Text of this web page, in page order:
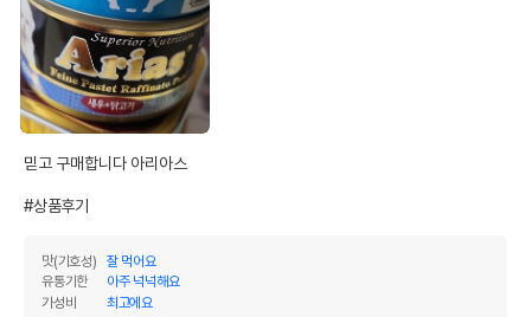
믿고 구매합니다 아리아스
#상품후기
맛(기호성)
잘 먹어요
유통기한
아주 넉넉해요
가성비
최고에요